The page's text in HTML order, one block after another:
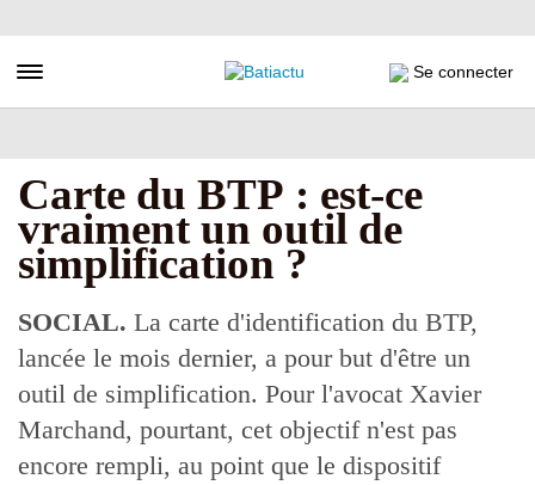
au
principal
Toggle navigation Se connecter
Carte du BTP : est-ce
vraiment un outil de
simplification ?
SOCIAL. La carte d'identification du BTP,
lancée le mois dernier, a pour but d'être un
outil de simplification. Pour l'avocat Xavier
Marchand, pourtant, cet objectif n'est pas
encore rempli, au point que le dispositif